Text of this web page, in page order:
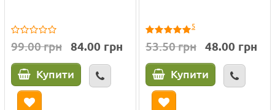
99.00 грн 84.00 грн
Купити
5
53.50 грн 48.00 грн
Купити